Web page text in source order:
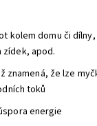
kolem domu či
apod.
znamená, že lze
toků
energie